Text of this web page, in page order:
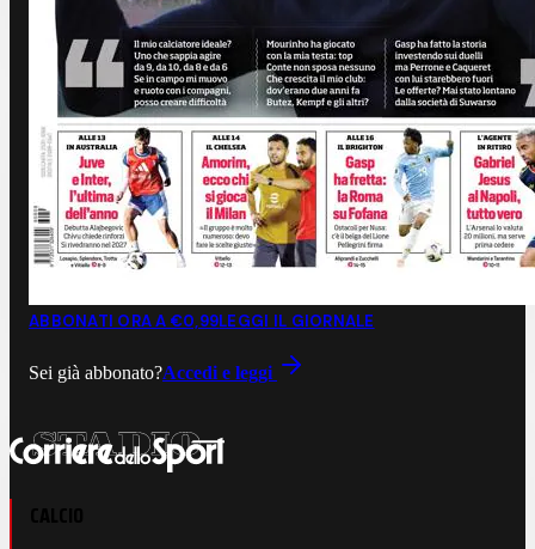
ABBONATI ORA A €0,99LEGGI IL GIORNALE
Sei già abbonato?Accedi e leggi